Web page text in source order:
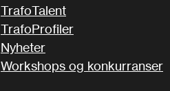
TrafoTalent
TrafoProfiler
Nyheter
Workshops og konkurranser